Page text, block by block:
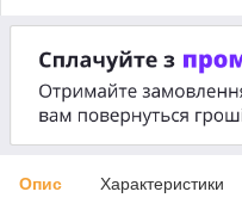
Опис Характеристики